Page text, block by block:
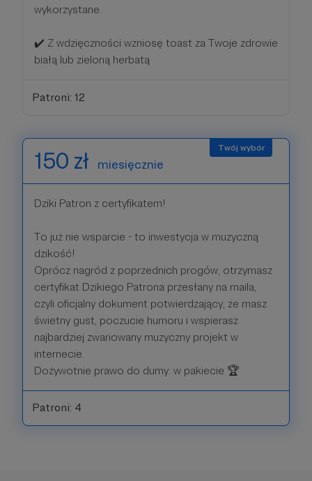
wykorzystane.
✔️ Z wdzięczności wzniosę toast za Twoje zdrowie
białą lub zieloną herbatą
Patroni: 12
150 zł miesięcznie
Dziki Patron z certyfikatem!
To już nie wsparcie - to inwestycja w muzyczną
dzikość!
Oprócz nagród z poprzednich progów, otrzymasz
certyfikat Dzikiego Patrona przesłany na maila,
czyli oficjalny dokument potwierdzający, że masz
świetny gust, poczucie humoru i wspierasz
najbardziej zwariowany muzyczny projekt w
internecie.
Dożywotnie prawo do dumy: w pakiecie 🏆
Patroni: 4